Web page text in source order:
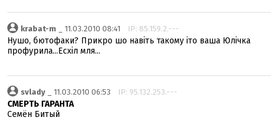
krabat-m _ 11.03.2010 08:41 IP: 85.159.2.---
Нушо, бютофаки? Прикро шо навіть такому іто ваша Юлічка
профурила...Есхіл мля...
svlady _ 11.03.2010 06:53 IP: 95.132.253.---
СМЕРТЬ ГАРАНТА
Семён Битый